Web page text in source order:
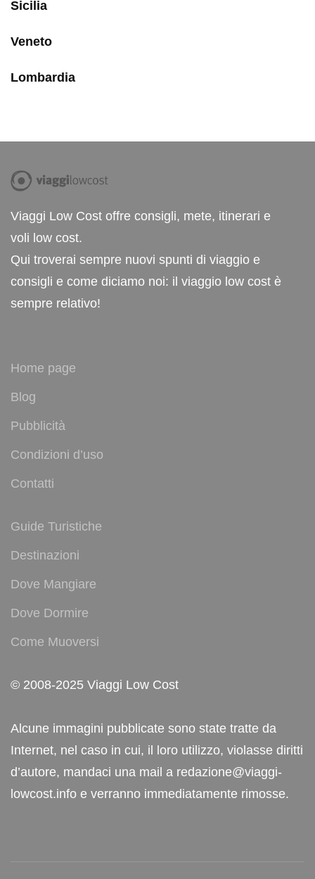
Sicilia
Veneto
Lombardia
Viaggi Low Cost offre consigli, mete, itinerari e
voli low cost.
Qui troverai sempre nuovi spunti di viaggio e
consigli e come diciamo noi: il viaggio low cost è
sempre relativo!
Home page
Blog
Pubblicità
Condizioni d’uso
Contatti
Guide Turistiche
Destinazioni
Dove Mangiare
Dove Dormire
Come Muoversi
© 2008-2025 Viaggi Low Cost
Alcune immagini pubblicate sono state tratte da
Internet, nel caso in cui, il loro utilizzo, violasse diritti
d’autore, mandaci una mail a redazione@viaggi-
lowcost.info e verranno immediatamente rimosse.